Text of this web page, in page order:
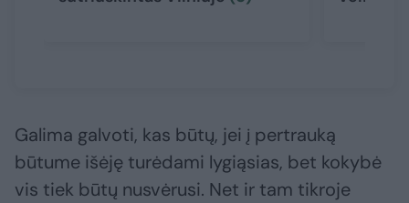
Galima galvoti, kas būtų, jei į pertrauką
būtume išėję turėdami lygiąsias, bet kokybė
vis tiek būtų nusvėrusi. Net ir tam tikroje